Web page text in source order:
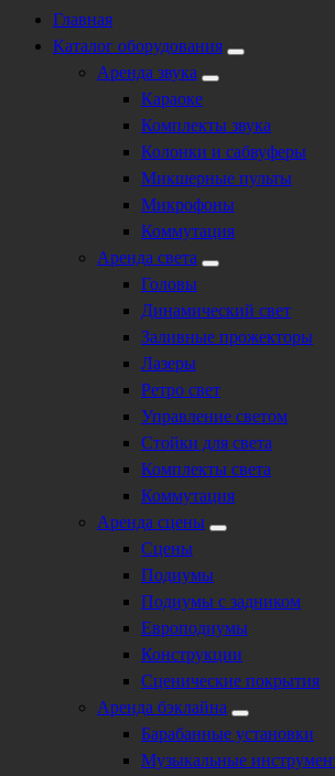
Главная
Каталог оборудования
Аренда звука
Караоке
Комплекты звука
Колонки и сабвуферы
Микшерные пульты
Микрофоны
Коммутация
Аренда света
Головы
Динамический свет
Заливные прожекторы
Лазеры
Ретро свет
Управление светом
Стойки для света
Комплекты света
Коммутация
Аренда сцены
Сцены
Подиумы
Подиумы с задником
Европодиумы
Конструкции
Сценические покрытия
Аренда бэклайна
Барабанные установки
Музыкальные